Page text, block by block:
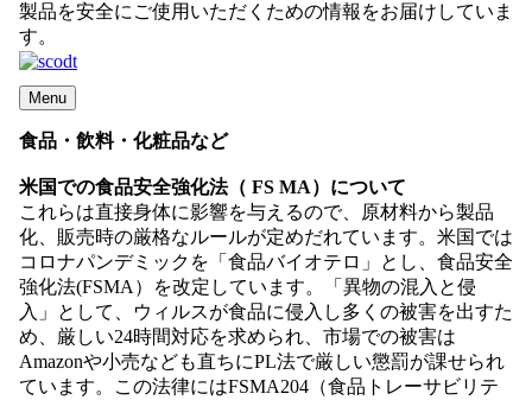
製品を安全にご使用いただくための情報をお届けしていま
す。
Menu
食品・飲料・化粧品など
米国での食品安全強化法（ FS MA）について
これらは直接身体に影響を与えるので、原材料から製品
化、販売時の厳格なルールが定めだれています。米国では
コロナパンデミックを「食品バイオテロ」とし、食品安全
強化法(FSMA）を改定しています。「異物の混入と侵
入」として、ウィルスが食品に侵入し多くの被害を出すた
め、厳しい24時間対応を求められ、市場での被害は
Amazonや小売なども直ちにPL法で厳しい懲罰が課せられ
ています。この法律にはFSMA204（食品トレーサビリテ